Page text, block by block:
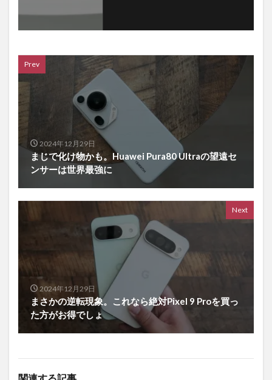
Prev
2024年12月29日
まじで化け物かも。Huawei Pura80 Ultraの望遠セ
ンサーは世界最強に
Next
2024年12月29日
まさかの逆転現象。これなら絶対Pixel 9 Proを買っ
た方がお得でしょ